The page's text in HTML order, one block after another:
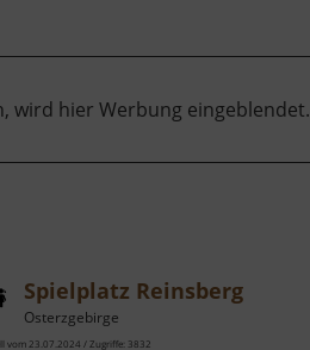
wird hier Werbung eingeblendet.
Spielplatz Reinsberg
Osterzgebirge
vom 23.07.2024 / Zugriffe: 3832